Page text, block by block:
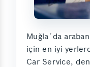
Muğla´da
için en iyi
Car Service,